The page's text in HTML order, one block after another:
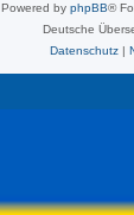
Powered by phpBB®
Deutsche
Datenschutz|